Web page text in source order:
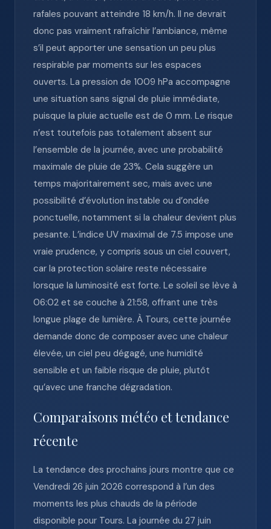
rafales pouvant atteindre 18 km/h. Il ne devrait
donc pas vraiment rafraîchir l’ambiance, même
s’il peut apporter une sensation un peu plus
respirable par moments sur les espaces
ouverts. La pression de 1009 hPa accompagne
une situation sans signal de pluie immédiate,
puisque la pluie actuelle est de 0 mm. Le risque
n’est toutefois pas totalement absent sur
l’ensemble de la journée, avec une probabilité
maximale de pluie de 23%. Cela suggère un
temps majoritairement sec, mais avec une
possibilité d’évolution instable ou d’ondée
ponctuelle, notamment si la chaleur devient plus
pesante. L’indice UV maximal de 7.5 impose une
vraie prudence, y compris sous un ciel couvert,
car la protection solaire reste nécessaire
lorsque la luminosité est forte. Le soleil se lève à
06:02 et se couche à 21:58, offrant une très
longue plage de lumière. À Tours, cette journée
demande donc de composer avec une chaleur
élevée, un ciel peu dégagé, une humidité
sensible et un faible risque de pluie, plutôt
qu’avec une franche dégradation.
Comparaisons météo et tendance
récente
La tendance des prochains jours montre que ce
Vendredi 26 juin 2026 correspond à l’un des
moments les plus chauds de la période
disponible pour Tours. La journée du 27 juin